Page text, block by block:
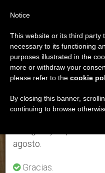
ETIQUETA
Posts
ÚLTIMAS NOTICIAS
Aviso
Del 27 de julio al 7
anual, aprovechando
se generan menos
agosto.
Gracias.
Notice
This website or its third party
necessary to its functioning
purposes illustrated in the
more or withdraw your
please refer to the cookie
By closing this banner,
continuing to browse